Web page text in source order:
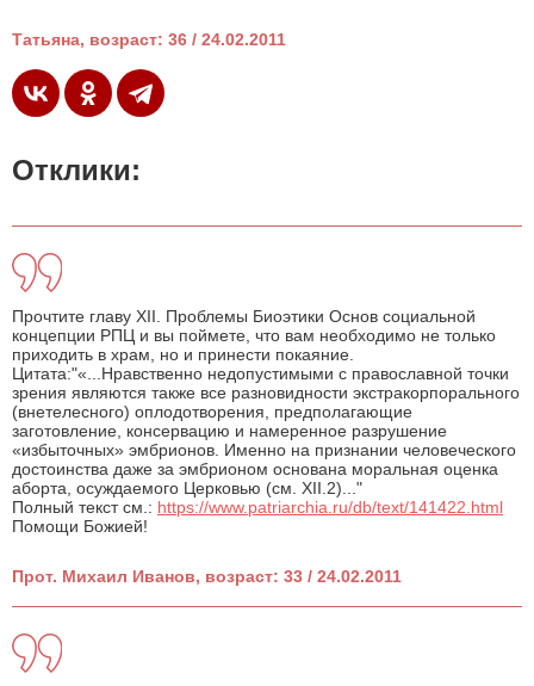
Татьяна, возраст: 36 / 24.02.2011
Отклики:
Прочтите главу XII. Проблемы Биоэтики Основ социальной
концепции РПЦ и вы поймете, что вам необходимо не только
приходить в храм, но и принести покаяние.
Цитата:"«...Нравственно недопустимыми с православной точки
зрения являются также все разновидности экстракорпорального
(внетелесного) оплодотворения, предполагающие
заготовление, консервацию и намеренное разрушение
«избыточных» эмбрионов. Именно на признании человеческого
достоинства даже за эмбрионом основана моральная оценка
аборта, осуждаемого Церковью (см. ХII.2)..."
Полный текст см.: https://www.patriarchia.ru/db/text/141422.html
Помощи Божией!
Прот. Михаил Иванов, возраст: 33 / 24.02.2011